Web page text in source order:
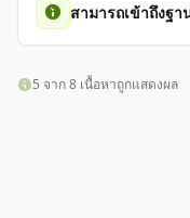
สามารถเข้าถึงฐ
สามารถใช้งาน
5 จาก 8 เนื้อหาถูกแสดงผล